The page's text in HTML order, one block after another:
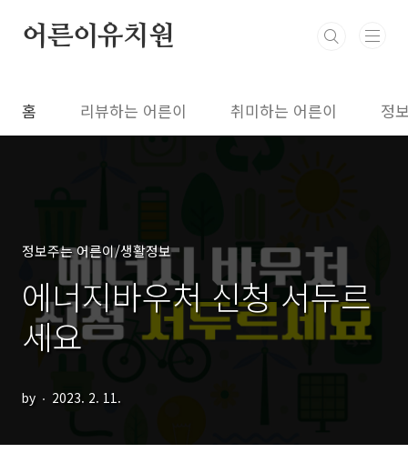
어른이유치원
홈 리뷰하는 어른이 취미하는 어른이 정
정보주는 어른이/생활정보
에너지바우처 신청 서두르
세요
by 2023. 2. 11.